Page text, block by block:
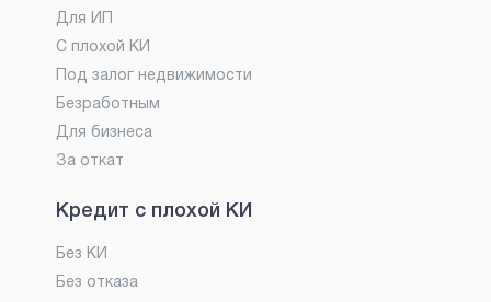
Для ИП
С плохой КИ
Под залог недвижимости
Безработным
Для бизнеса
За откат
Кредит с плохой КИ
Без КИ
Без отказа